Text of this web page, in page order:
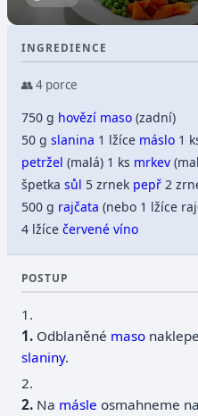
INGREDIENCE
👥 4 porce
750 g hovězí maso (zadní)
50 gslanina 1 lžíce máslo 1
petržel (malá) 1 ks mrkev
špetkasůl 5 zrnek pepř 2
500 g rajčata (nebo 1 lžíce
4 lžícečervené víno
POSTUP
1.
Odblaněné maso
slaniny.
2.
Na másle osmahneme